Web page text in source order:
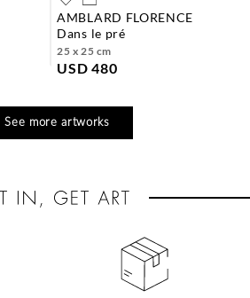
AMBLARD FLORENCE
dans le pré
25 x 25 cm
USD 480
See more artworks